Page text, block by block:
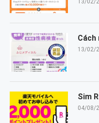
13/02/
Cách
13/02/
Sim
04/08/